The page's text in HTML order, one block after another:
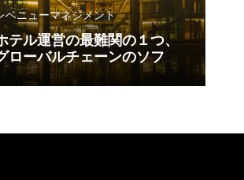
ベニューマネジメント
テル運営の最難関の１つ、
ローバルチェーンのソフト
ランド